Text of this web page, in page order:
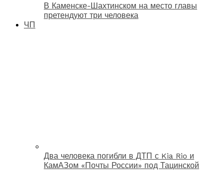
В Каменске-Шахтинском на место главы
претендуют три человека
ЧП
Два человека погибли в ДТП с Kia Rio и
КамАЗом «Почты России» под Тацинской